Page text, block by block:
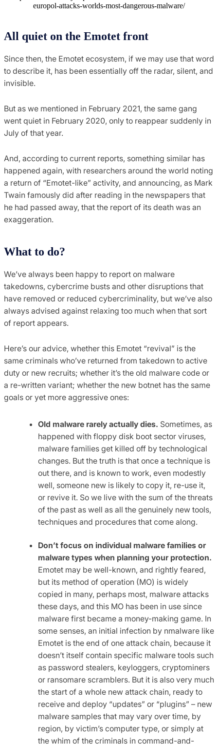
europol-attacks-worlds-most-dangerous-malware/
All quiet on the Emotet front
Since then, the Emotet ecosystem, if we may use that word
to describe it, has been essentially off the radar, silent, and
invisible.
But as we mentioned in February 2021, the same gang
went quiet in February 2020, only to reappear suddenly in
July of that year.
And, according to current reports, something similar has
happened again, with researchers around the world noting
a return of “Emotet-like” activity, and announcing, as Mark
Twain famously did after reading in the newspapers that
he had passed away, that the report of its death was an
exaggeration.
What to do?
We’ve always been happy to report on malware
takedowns, cybercrime busts and other disruptions that
have removed or reduced cybercriminality, but we’ve also
always advised against relaxing too much when that sort
of report appears.
Here’s our advice, whether this Emotet “revival” is the
same criminals who’ve returned from takedown to active
duty or new recruits; whether it’s the old malware code or
a re-written variant; whether the new botnet has the same
goals or yet more aggressive ones:
Old malware rarely actually dies. Sometimes, as
happened with floppy disk boot sector viruses,
malware families get killed off by technological
changes. But the truth is that once a technique is
out there, and is known to work, even modestly
well, someone new is likely to copy it, re-use it,
or revive it. So we live with the sum of the threats
of the past as well as all the genuinely new tools,
techniques and procedures that come along.
Don’t focus on individual malware families or
malware types when planning your protection.
Emotet may be well-known, and rightly feared,
but its method of operation (MO) is widely
copied in many, perhaps most, malware attacks
these days, and this MO has been in use since
malware first became a money-making game. In
some senses, an initial infection by nmalware like
Emotet is the end of one attack chain, because it
doesn’t itself contain specific malware tools such
as password stealers, keyloggers, cryptominers
or ransomare scramblers. But it is also very much
the start of a whole new attack chain, ready to
receive and deploy “updates” or “plugins” – new
malware samples that may vary over time, by
region, by victim’s computer type, or simply at
the whim of the criminals in command-and-